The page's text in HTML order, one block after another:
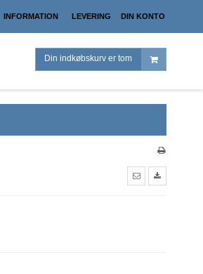
INFORMATION LEVERING DIN KONTO
Din indkøbskurv er tom